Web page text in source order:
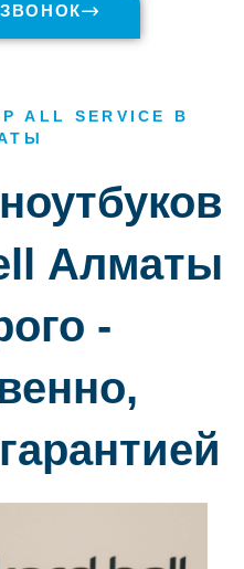
ALL SERVICE В
Алматы
-